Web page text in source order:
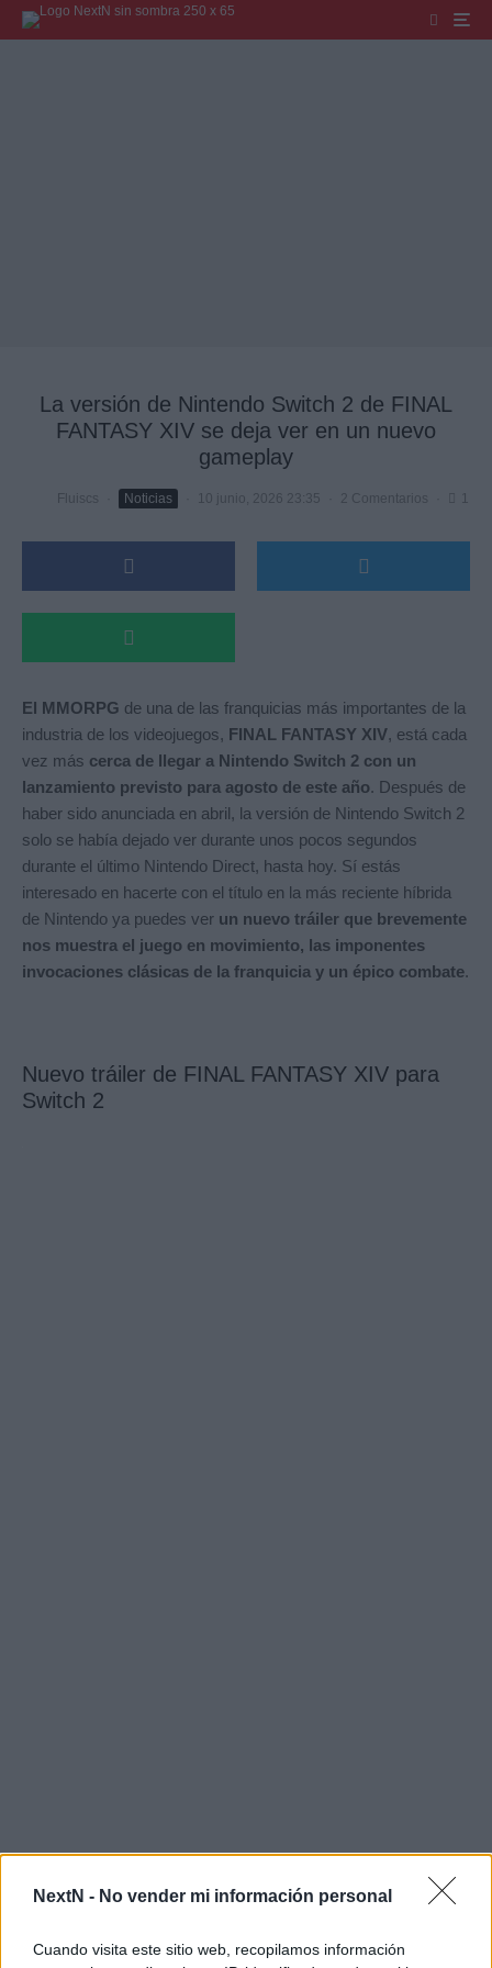
NextN - No vender mi información personal
Cuando visita este sitio web, recopilamos información
La versión de Nintendo Switch 2 de FINAL
FANTASY XIV se deja ver en un nuevo
gameplay
Fluiscs Noticias 10 junio, 2026 23:35 2 Comentarios
El MMORPG de una de las franquicias más importantes de la
industria de los videojuegos, FINAL FANTASY XIV, está cada
vez más cerca de llegar a Nintendo Switch 2 con un
lanzamiento previsto para agosto de este año. Después de
haber sido anunciada en abril, la versión de Nintendo Switch 2
solo se había dejado ver durante unos pocos segundos
durante el último Nintendo Direct, hasta hoy. Sí estás
interesado en hacerte con el título en la más reciente híbrida
de Nintendo ya puedes ver un nuevo tráiler que brevemente
nos muestra el juego en movimiento, las imponentes
invocaciones clásicas de la franquicia y un épico combate.
Nuevo tráiler de FINAL FANTASY XIV para
Switch 2